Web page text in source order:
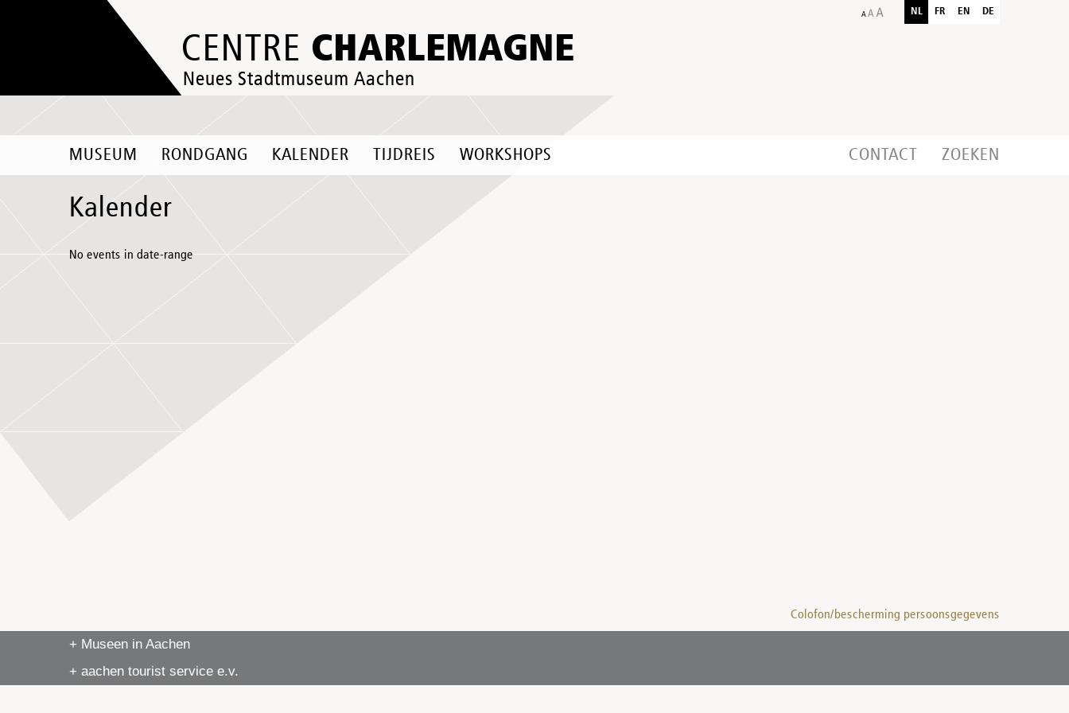
CENTRE CHARLEMAGNE
Neues Stadtmuseum Aachen
NL FR EN DE
MUSEUM RONDGANG KALENDER TIJDREIS WORKSHOPS CONTACT ZOEKEN
Kalender
No events in date-range
Colofon/bescherming persoonsgegevens
+ Museen in Aachen
+ aachen tourist service e.v.